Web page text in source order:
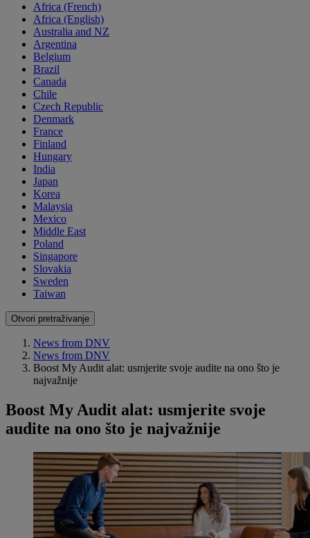
Africa (French)
Africa (English)
Australia and NZ
Argentina
Belgium
Brazil
Canada
Chile
Czech Republic
Denmark
France
Finland
Hungary
India
Japan
Korea
Malaysia
Mexico
Middle East
Poland
Singapore
Slovakia
Sweden
Taiwan
Otvori pretraživanje
News from DNV
News from DNV
Boost My Audit alat: usmjerite svoje audite na ono što je
najvažnije
Boost My Audit alat: usmjerite svoje
audite na ono što je najvažnije